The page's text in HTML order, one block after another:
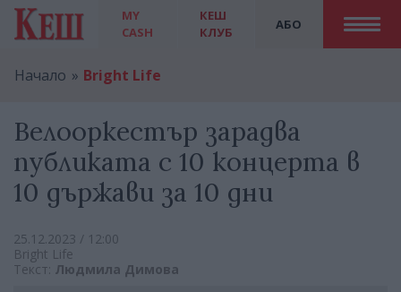
MY
CASH
АБО
КЕШ
КЛУБ
Начало Bright Life
Велооркестър зарадва
публиката с 10 концерта в
10 държави за 10 дни
25.12.2023 / 12:00
Bright Life
Текст: Людмила Димова